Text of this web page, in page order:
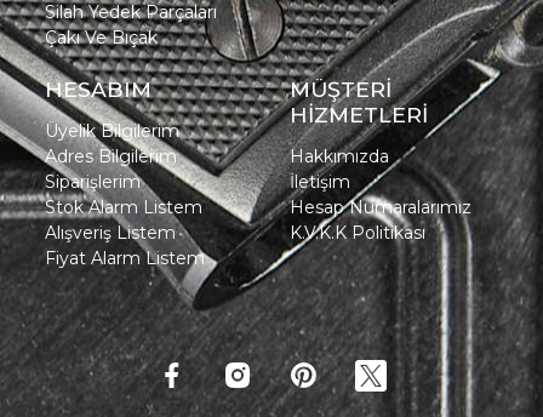
Silah Yedek Parçaları
Çakı Ve Bıçak
HESABIM
Üyelik Bilgilerim
Adres Bilgilerim
Siparişlerim
Stok Alarm Listem
Alışveriş Listem
Fiyat Alarm Listem
MÜŞTERİ
HİZMETLERİ
Hakkımızda
İletişim
Hesap Numaralarımız
K.V.K.K Politikası